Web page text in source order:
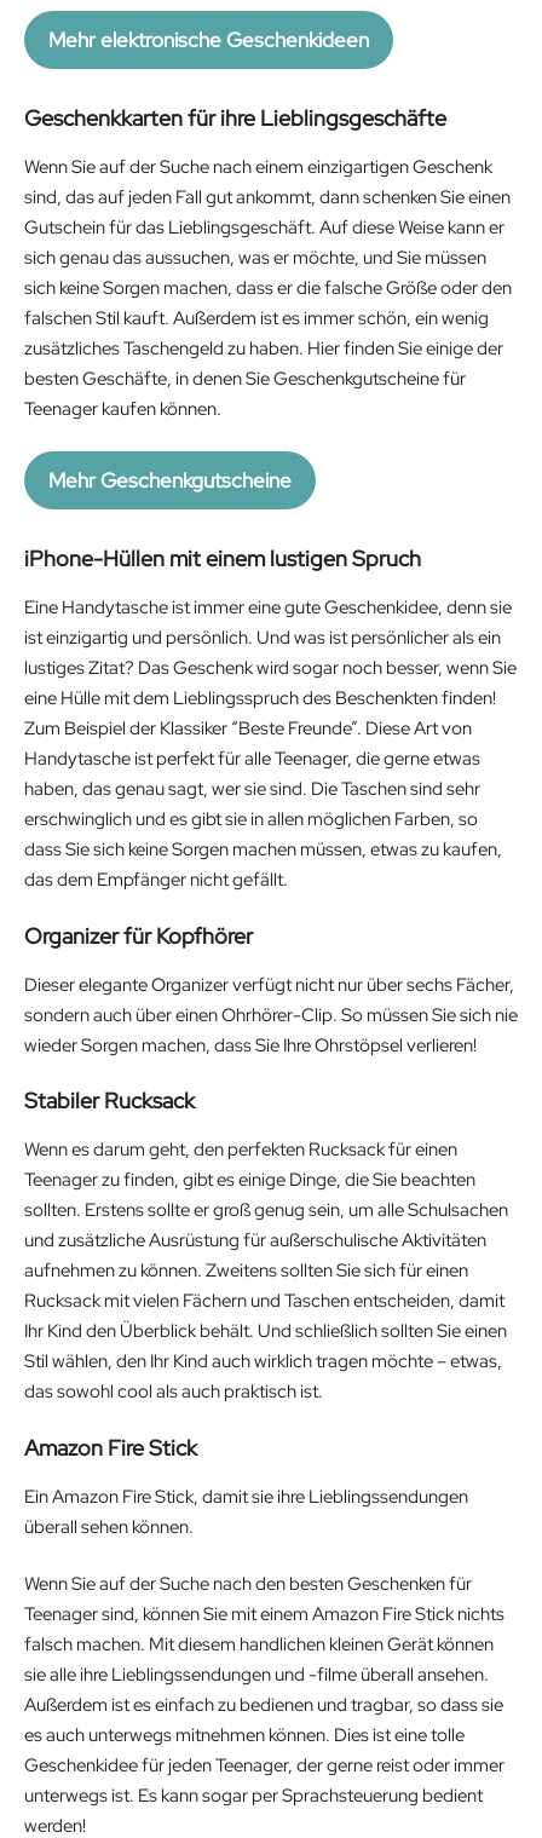
Mehr elektronische Geschenkideen
Geschenkkarten für ihre Lieblingsgeschäfte
Wenn Sie auf der Suche nach einem einzigartigen Geschenk
sind, das auf jeden Fall gut ankommt, dann schenken Sie einen
Gutschein für das Lieblingsgeschäft. Auf diese Weise kann er
sich genau das aussuchen, was er möchte, und Sie müssen
sich keine Sorgen machen, dass er die falsche Größe oder den
falschen Stil kauft. Außerdem ist es immer schön, ein wenig
zusätzliches Taschengeld zu haben. Hier finden Sie einige der
besten Geschäfte, in denen Sie Geschenkgutscheine für
Teenager kaufen können.
Mehr Geschenkgutscheine
iPhone-Hüllen mit einem lustigen Spruch
Eine Handytasche ist immer eine gute Geschenkidee, denn sie
ist einzigartig und persönlich. Und was ist persönlicher als ein
lustiges Zitat? Das Geschenk wird sogar noch besser, wenn Sie
eine Hülle mit dem Lieblingsspruch des Beschenkten finden!
Zum Beispiel der Klassiker “Beste Freunde”. Diese Art von
Handytasche ist perfekt für alle Teenager, die gerne etwas
haben, das genau sagt, wer sie sind. Die Taschen sind sehr
erschwinglich und es gibt sie in allen möglichen Farben, so
dass Sie sich keine Sorgen machen müssen, etwas zu kaufen,
das dem Empfänger nicht gefällt.
Organizer für Kopfhörer
Dieser elegante Organizer verfügt nicht nur über sechs Fächer,
sondern auch über einen Ohrhörer-Clip. So müssen Sie sich nie
wieder Sorgen machen, dass Sie Ihre Ohrstöpsel verlieren!
Stabiler Rucksack
Wenn es darum geht, den perfekten Rucksack für einen
Teenager zu finden, gibt es einige Dinge, die Sie beachten
sollten. Erstens sollte er groß genug sein, um alle Schulsachen
und zusätzliche Ausrüstung für außerschulische Aktivitäten
aufnehmen zu können. Zweitens sollten Sie sich für einen
Rucksack mit vielen Fächern und Taschen entscheiden, damit
Ihr Kind den Überblick behält. Und schließlich sollten Sie einen
Stil wählen, den Ihr Kind auch wirklich tragen möchte – etwas,
das sowohl cool als auch praktisch ist.
Amazon Fire Stick
Ein Amazon Fire Stick, damit sie ihre Lieblingssendungen
überall sehen können.
Wenn Sie auf der Suche nach den besten Geschenken für
Teenager sind, können Sie mit einem Amazon Fire Stick nichts
falsch machen. Mit diesem handlichen kleinen Gerät können
sie alle ihre Lieblingssendungen und -filme überall ansehen.
Außerdem ist es einfach zu bedienen und tragbar, so dass sie
es auch unterwegs mitnehmen können. Dies ist eine tolle
Geschenkidee für jeden Teenager, der gerne reist oder immer
unterwegs ist. Es kann sogar per Sprachsteuerung bedient
werden!